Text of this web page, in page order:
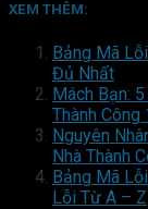
XEM THÊM:
Bảng Mã
Đủ Nhất
Mách Bạn:
Thành Công
Nguyên
Nhà Thành
Bảng Mã
Lỗi Từ A – Z